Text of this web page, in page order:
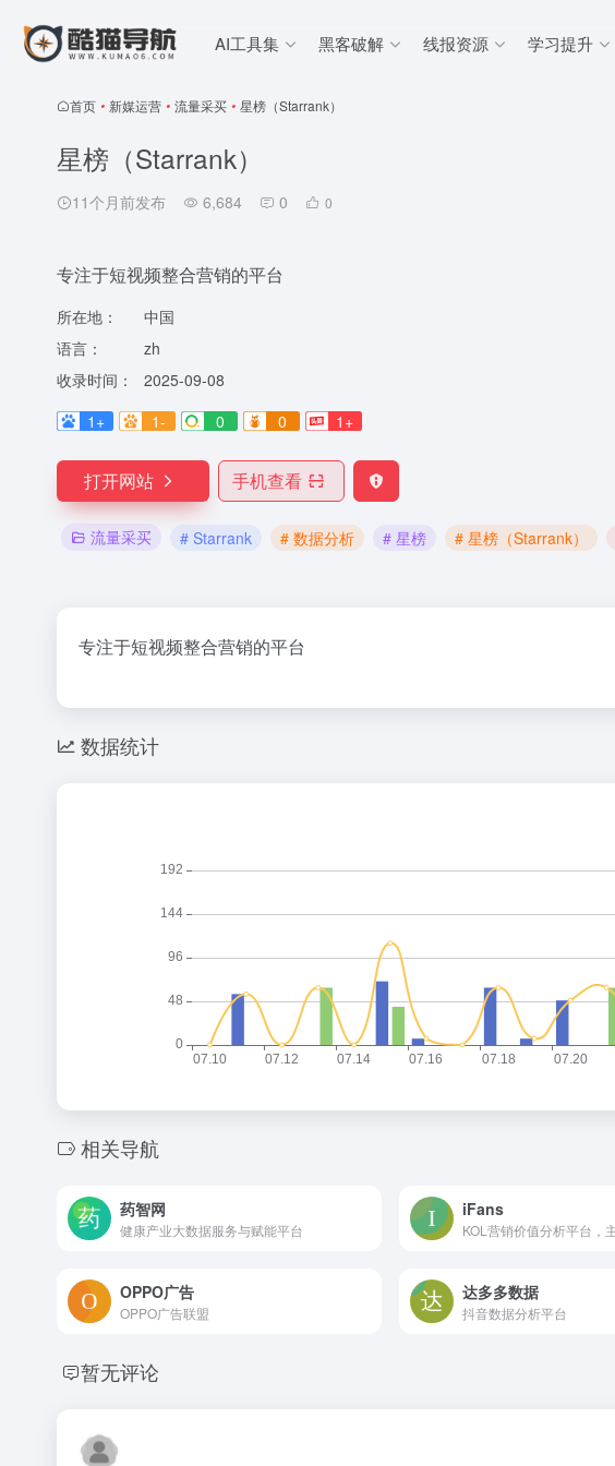
AI工具集 黑客破解 线报资源 学习提升
首页 • 新媒运营 • 流量采买 • 星榜（Starrank）
星榜（Starrank）
11个月前发布 6,684 0 0
专注于短视频整合营销的平台
所在地：
中国
语言：
zh
收录时间：
2025-09-08
1+
1- 0 0 1+
打开网站 手机查看
流量采买 # Starrank # 数据分析 # 星榜 # 星榜（Starrank）
专注于短视频整合营销的平台
数据统计
相关导航
药智网
健康产业大数据服务与赋能平台
iFans
OPPO广告
OPPO广告联盟
达多多数据
抖音数据分析平台
暂无评论